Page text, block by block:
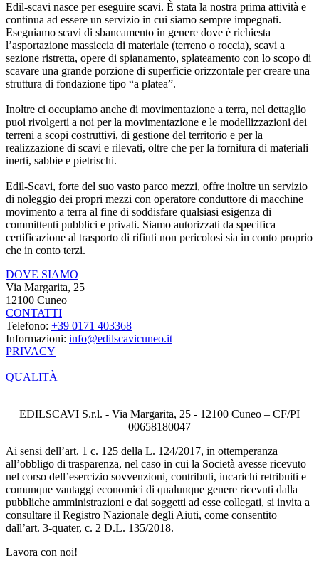
Edil-scavi nasce per eseguire scavi. È stata la nostra prima attività e
continua ad essere un servizio in cui siamo sempre impegnati.
Eseguiamo scavi di sbancamento in genere dove è richiesta
l’asportazione massiccia di materiale (terreno o roccia), scavi a
sezione ristretta, opere di spianamento, splateamento con lo scopo di
scavare una grande porzione di superficie orizzontale per creare una
struttura di fondazione tipo “a platea”.
Inoltre ci occupiamo anche di movimentazione a terra, nel dettaglio
puoi rivolgerti a noi per la movimentazione e le modellizzazioni dei
terreni a scopi costruttivi, di gestione del territorio e per la
realizzazione di scavi e rilevati, oltre che per la fornitura di materiali
inerti, sabbie e pietrischi.
Edil-Scavi, forte del suo vasto parco mezzi, offre inoltre un servizio
di noleggio dei propri mezzi con operatore conduttore di macchine
movimento a terra al fine di soddisfare qualsiasi esigenza di
committenti pubblici e privati. Siamo autorizzati da specifica
certificazione al trasporto di rifiuti non pericolosi sia in conto proprio
che in conto terzi.
DOVE SIAMO
Via Margarita, 25
12100 Cuneo
CONTATTI
Telefono: +39 0171 403368
Informazioni: info@edilscavicuneo.it
PRIVACY
QUALITÀ
EDILSCAVI S.r.l. - Via Margarita, 25 - 12100 Cuneo – CF/PI
00658180047
Ai sensi dell’art. 1 c. 125 della L. 124/2017, in ottemperanza
all’obbligo di trasparenza, nel caso in cui la Società avesse ricevuto
nel corso dell’esercizio sovvenzioni, contributi, incarichi retribuiti e
comunque vantaggi economici di qualunque genere ricevuti dalla
pubbliche amministrazioni e dai soggetti ad esse collegati, si invita a
consultare il Registro Nazionale degli Aiuti, come consentito
dall’art. 3-quater, c. 2 D.L. 135/2018.
Lavora con noi!